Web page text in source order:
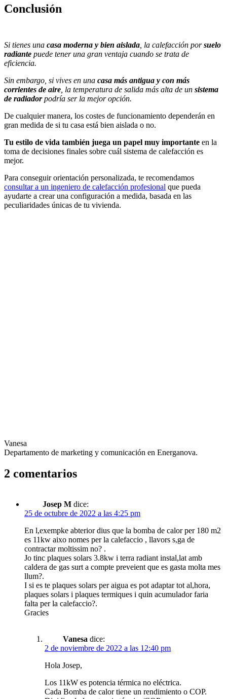
Conclusión
Si tienes una casa moderna y bien aislada , la calefacción porsuelo
radiante puede tener una gran ventaja cuando se trata de
eficiencia.
Sin embargo, si vives en una casa más antigua y con más
corrientes de aire , la temperatura de salida más alta de un sistema
de radiadorpodría ser la mejor opción.
De cualquier manera, los costes de funcionamiento dependerán en
gran medida de si tu casa está bien aislada o no.
Tu estilo de vida también juega un papel muy importante en la
toma de decisiones finales sobre cuál sistema de calefacción es
mejor.
Para conseguir orientación personalizada, te recomendamos
consultar a un ingeniero de calefacción profesional que pueda
ayudarte a crear una configuración a medida, basada en las
peculiaridades únicas de tu vivienda.
Vanesa
Departamento de marketing y comunicación en Energanova.
2 comentarios
Josep M dice:
25 de octubre de 2022 a las 4:25 pm
En l,exempke abterior dius que la bomba de calor per 180 m2
es 11kw aixo nomes per la calefaccio , llavors s,ga de
contractar moltissim no? .
Jo tinc plaques solars 3.8kw i terra radiant instal,lat amb
caldera de gas surt a compte preveient que es gasta molta mes
llum?.
I si es te plaques solars per aigua es pot adaptar tot al,hora,
plaques solars i plaques termiques i quin acumulador faria
falta per la calefaccio?.
Gracies
Vanesa dice:
2 de noviembre de 2022 a las 12:40 pm
Hola Josep,
Los 11kW es potencia térmica no eléctrica.
Cada Bomba de calor tiene un rendimiento o COP.